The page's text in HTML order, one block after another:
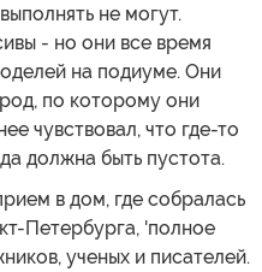
не могут.
- но они все время
на подиуме. Они
по которому они
чувствовал, что где-то
должна быть пустота.
в дом, где собралась
Петербурга, 'полное
ученых и писателей.